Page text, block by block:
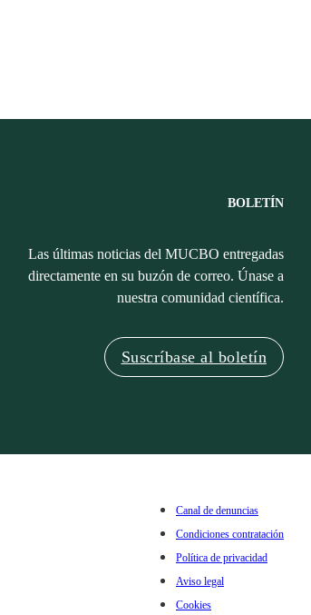
BOLETÍN
Las últimas noticias del MUCBO entregadas
directamente en su buzón de correo. Únase a
nuestra comunidad científica.
Suscríbase al boletín
Canal de denuncias
Condiciones contratación
Política de privacidad
Aviso legal
Cookies